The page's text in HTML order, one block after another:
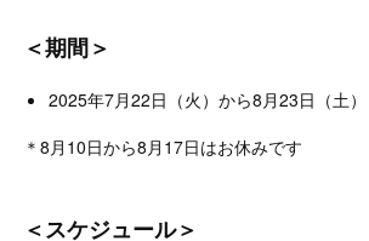
＜期間＞
2025年7月22日（火）から8月23日（土）
＊8月10日から8月17日はお休みです
＜スケジュール＞